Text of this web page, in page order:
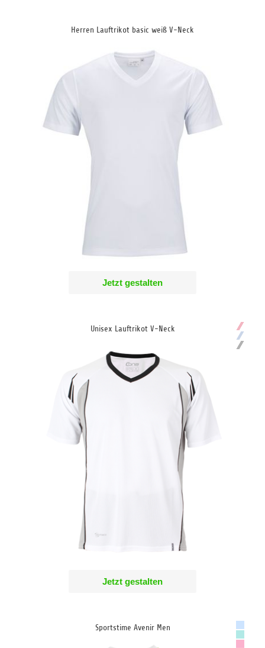
Herren Lauftrikot basic weiß V-Neck
Jetzt gestalten
Unisex Lauftrikot V-Neck
Jetzt gestalten
Sportstime Avenir Men